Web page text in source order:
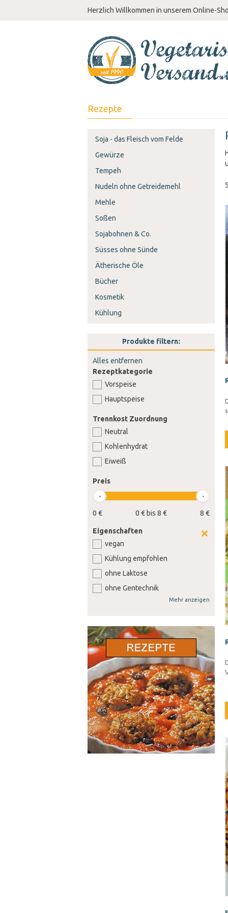
Herzlich Willkommen in unserem Online-
Rezepte
Soja - das Fleisch vom Felde
Gewürze
Tempeh
Nudeln ohne Getreidemehl
Mehle
Soßen
Sojabohnen & Co.
Süsses ohne Sünde
Ätherische Öle
Bücher
Kosmetik
Kühlung
Produkte filtern:
Alles entfernen
Rezeptkategorie
Vorspeise
Hauptspeise
Trennkost Zuordnung
Neutral
Kohlenhydrat
Eiweiß
Preis
0 € 8 €
0 € bis 8 €
Eigenschaften
vegan
Kühlung empfohlen
ohne Laktose
ohne Gentechnik
ohne Senf
ohne Sellerie
ohne Lupine
ohne Gluten
ohne Nüsse
Mehr anzeigen